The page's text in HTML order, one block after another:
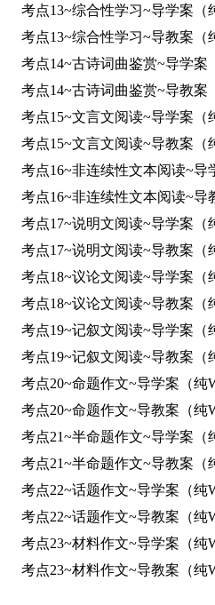
考点13~综合性学习~导学案（
考点13~综合性学习~导教案（
考点14~古诗词曲鉴赏~导学案
考点14~古诗词曲鉴赏~导教案
考点15~文言文阅读~导学案（
考点15~文言文阅读~导教案（
考点16~非连续性文本阅读~导
考点16~非连续性文本阅读~导
考点17~说明文阅读~导学案（
考点17~说明文阅读~导教案（
考点18~议论文阅读~导学案（
考点18~议论文阅读~导教案（
考点19~记叙文阅读~导学案（
考点19~记叙文阅读~导教案（
考点20~命题作文~导学案（纯
考点20~命题作文~导教案（纯
考点21~半命题作文~导学案（
考点21~半命题作文~导教案（
考点22~话题作文~导学案（纯
考点22~话题作文~导教案（纯
考点23~材料作文~导学案（纯
考点23~材料作文~导教案（纯